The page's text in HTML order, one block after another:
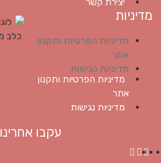
מדיניות
מדיניות הפרטיות ותקנון
אתר
מדיניות נגישות
מדיניות הפרטיות ותקנון
אתר
מדיניות נגישות
עקבו אחרינו